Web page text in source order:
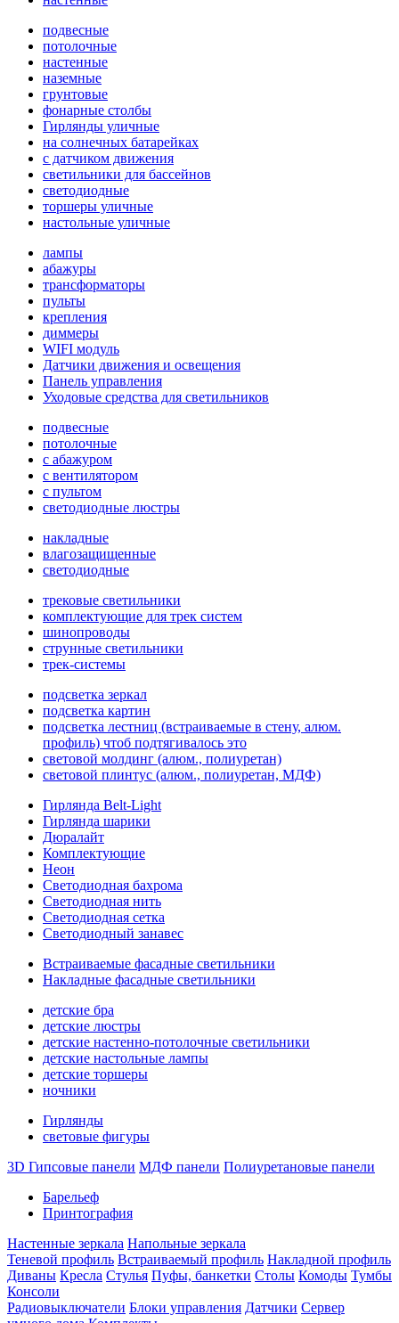
подвесные
потолочные
настенные
наземные
грунтовые
фонарные столбы
Гирлянды уличные
на солнечных батарейках
с датчиком движения
светильники для бассейнов
светодиодные
торшеры уличные
настольные уличные
лампы
абажуры
трансформаторы
пульты
крепления
диммеры
WIFI модуль
Датчики движения и освещения
Панель управления
Уходовые средства для светильников
подвесные
потолочные
с абажуром
с вентилятором
с пультом
светодиодные люстры
накладные
влагозащищенные
светодиодные
трековые светильники
комплектующие для трек систем
шинопроводы
струнные светильники
трек-системы
подсветка зеркал
подсветка картин
подсветка лестниц (встраиваемые в стену, алюм.
профиль) чтоб подтягивалось это
световой молдинг (алюм., полиуретан)
световой плинтус (алюм., полиуретан, МДФ)
Гирлянда Belt-Light
Гирлянда шарики
Дюралайт
Комплектующие
Неон
Светодиодная бахрома
Светодиодная нить
Светодиодная сетка
Светодиодный занавес
Встраиваемые фасадные светильники
Накладные фасадные светильники
детские бра
детские люстры
детские настенно-потолочные светильники
детские настольные лампы
детские торшеры
ночники
Гирлянды
световые фигуры
3D Гипсовые панели МДФ панели Полиуретановые панели
Барельеф
Принтография
Настенные зеркала Напольные зеркала
Теневой профиль Встраиваемый профиль Накладной профиль
Диваны Кресла Стулья Пуфы, банкетки Столы Комоды Тумбы
Консоли
Радиовыключатели Блоки управления Датчики Сервер